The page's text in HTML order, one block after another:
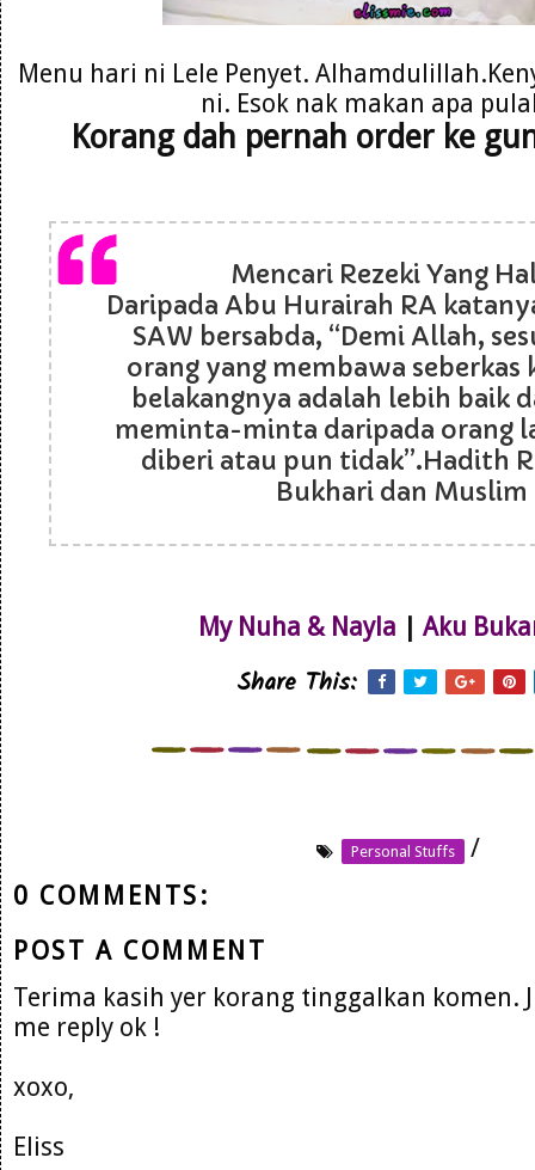
Menu hari ni Lele Penyet.
ni. Esok nak makan apa
Korang dah pernah order ke
Mencari Rezeki Yang
Daripada Abu Hurairah RA
SAW bersabda, “Demi Allah,
orang yang membawa seberkas
belakangnya adalah lebih baik
meminta-minta daripada orang
diberi atau pun tidak”.Hadith
Bukhari dan Muslim
My Nuha & Nayla | Aku
Share This:
Personal Stuffs
/
0 COMMENTS:
POST A COMMENT
Terima kasih yer korang tinggalkan komen.
me reply ok !
xoxo,
Eliss